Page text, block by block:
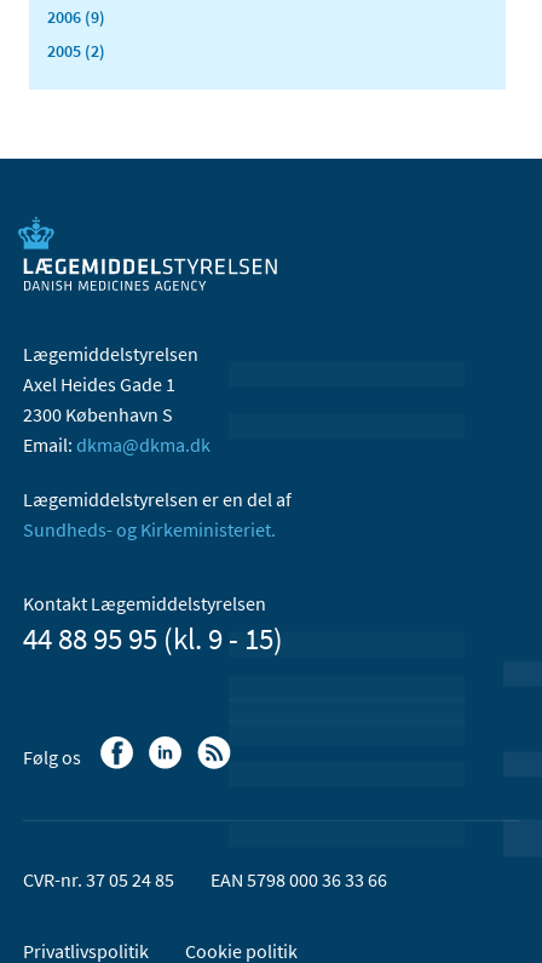
2006 (9)
2005 (2)
Lægemiddelstyrelsen
Axel Heides Gade 1
2300 København S
Email: dkma@dkma.dk
Lægemiddelstyrelsen er en del af
Sundheds- og Kirkeministeriet.
Kontakt Lægemiddelstyrelsen
44 88 95 95 (kl. 9 - 15)
Følg os
CVR-nr. 37 05 24 85 EAN 5798 000 36 33 66
Privatlivspolitik Cookie politik